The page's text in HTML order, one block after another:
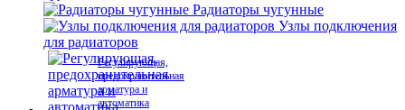
Радиаторы чугунные
Узлы подключения
для радиаторов
Регулирующая,
предохранительная
арматура и
автоматика